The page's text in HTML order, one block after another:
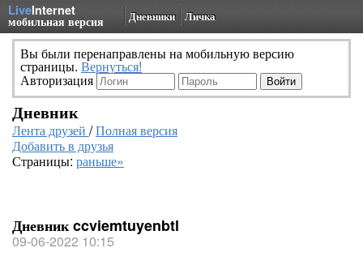
LiveInternet
мобильная версия Дневники Личка
Вы были перенаправлены на мобильную версию
страницы. Вернуться!
Авторизация
Дневник
Лента друзей /Полная версия
Добавить в друзья
Страницы: раньше»
Дневник ccviemtuyenbtl
09-06-2022 10:15